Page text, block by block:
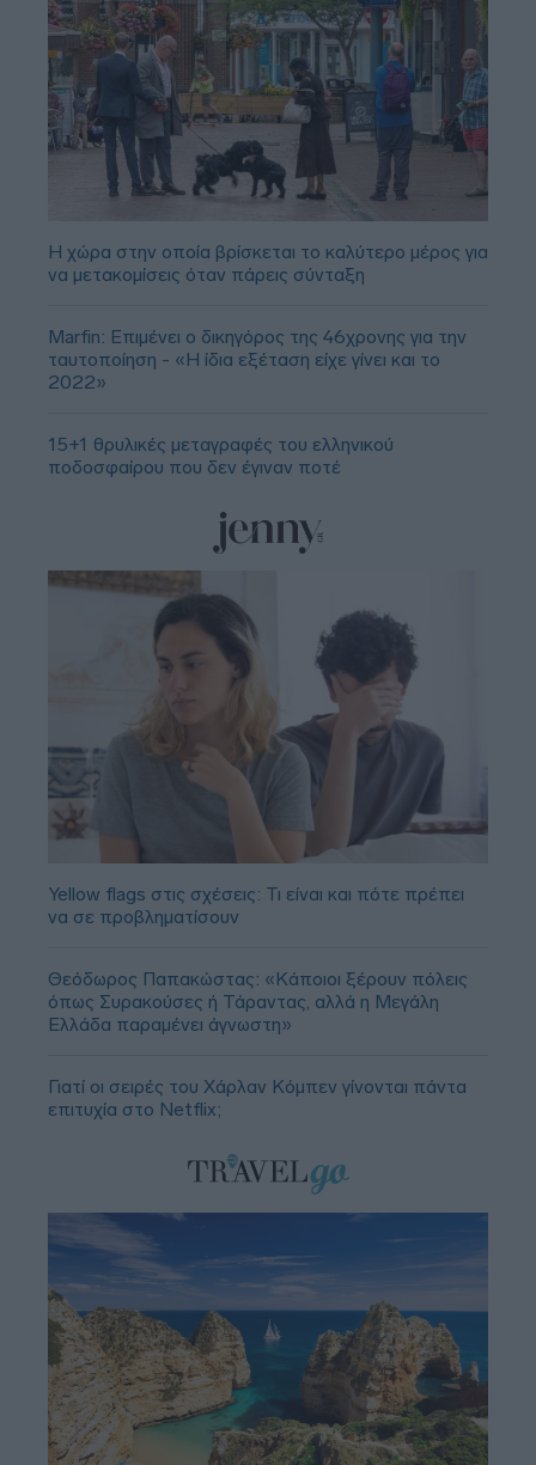
Η χώρα στην οποία βρίσκεται το καλύτερο μέρος για
να μετακομίσεις όταν πάρεις σύνταξη
Marfin: Επιμένει ο δικηγόρος της 46χρονης για την
ταυτοποίηση - «Η ίδια εξέταση είχε γίνει και το
2022»
15+1 θρυλικές μεταγραφές του ελληνικού
ποδοσφαίρου που δεν έγιναν ποτέ
Yellow flags στις σχέσεις: Τι είναι και πότε πρέπει
να σε προβληματίσουν
Θεόδωρος Παπακώστας: «Κάποιοι ξέρουν πόλεις
όπως Συρακούσες ή Τάραντας, αλλά η Μεγάλη
Ελλάδα παραμένει άγνωστη»
Γιατί οι σειρές του Χάρλαν Κόμπεν γίνονται πάντα
επιτυχία στο Netflix;